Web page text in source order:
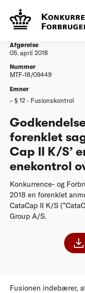
Afgørelser
Afgørelse
05. april 2018
Nummer
MTF-18/09449
Emner
§ 12 - Fusionskontrol
forenklet
Cap II K/S’
enekontrol
Konkurrence- og
2018 en forenklet
CataCap II K/S
Group A/S.
Fusionen indebærer,